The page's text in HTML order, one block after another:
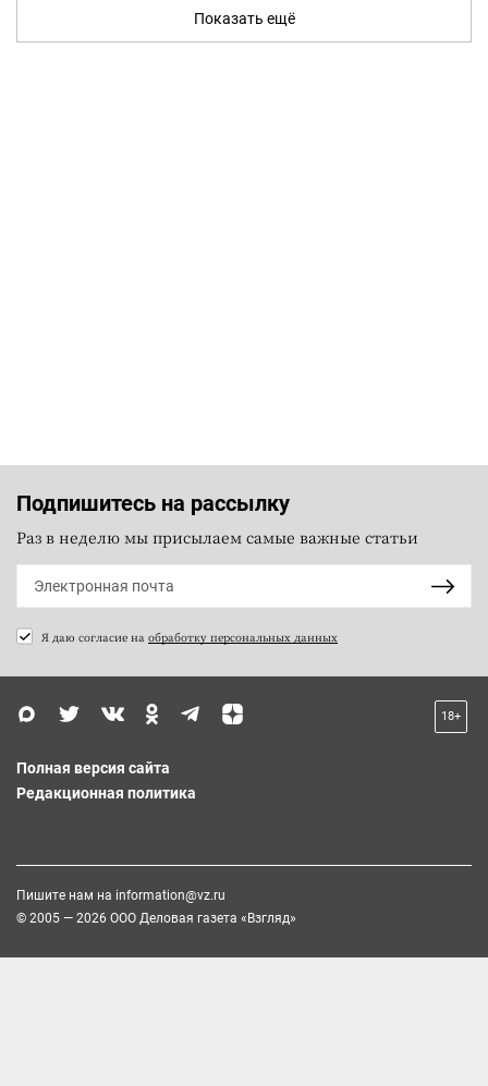
Показать ещё
Подпишитесь на рассылку
Раз в неделю мы присылаем самые важные статьи
Я даю согласие на обработку персональных данных
18+
Полная версия сайта
Редакционная политика
Пишите нам на information@vz.ru
© 2005 — 2026 ООО Деловая газета «Взгляд»